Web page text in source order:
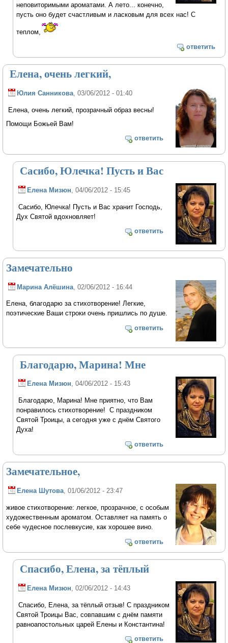
неповиторимыми ароматами. А лето... конечно,
пусть оно будет счастливым и ласковым для всех нас! С
теплом,
ответить
Елена, очень легкий,
Юлия Санникова, 03/06/2012 - 01:40
Елена, очень легкий, прозрачный образ весны!
Помощи Божьей Вам!
ответить
Сасибо, Юлечка! Пусть и Вас
Елена Мизюн , 04/06/2012 - 15:45
Сасибо, Юлечка! Пусть и Вас хранит Господь,
Дух Святой вдохновляет!
ответить
Замечательно
Марина Алёшина , 02/06/2012 - 16:44
Елена, благодарю за стихотворение! Легкие,
поэтические Ваши строки очень пришлись по душе.
ответить
Благодарю, Марина! Мне
Елена Мизюн, 04/06/2012 - 15:43
Благодарю, Марина! Мне приятно, что Вам
понравилось стихотворение! С праздником
Святой Троицы, а сегодня уже с днём Святого
Духа!
ответить
Замечательное,
Елена Шутова, 01/06/2012 - 23:47
живое стихотворение: легкое, прозрачное, с особым
художественным ароматом. Оставляет на память о
себе чудесное послевкусие, как хорошее вино.
ответить
Спасибо, Елена, за тёплый
Елена Мизюн , 02/06/2012 - 14:43
Спасибо, Елена, за тёплый отзыв! С праздником
Святой Троицы Вас, совпавшим с днём памяти
равноапостольных царей Елены и Константина!
ответить